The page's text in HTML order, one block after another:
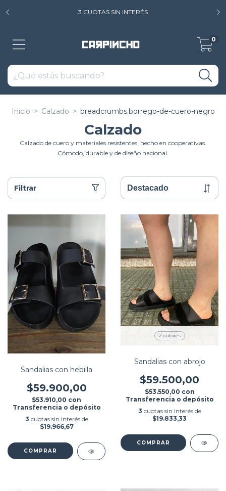
3 CUOTAS SIN INTERÉS
0
Inicio > Calzado > breadcrumbs.borrego-de-cuero-negro
Calzado
Calzado de cuero y materiales resistentes, hecho en cooperativas.
Cómodo, durable y de diseño nacional.
Filtrar
Sandalias con hebilla
$59.900,00
$53.910,00 con
Transferencia o depósito
3 cuotas sin interés de
$19.966,67
COMPRAR
2 colores
Sandalias con abrojo
$59.500,00
$53.550,00 con
Transferencia o depósito
3 cuotas sin interés de
$19.833,33
COMPRAR